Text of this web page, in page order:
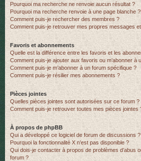
Pourquoi ma recherche ne renvoie aucun résultat ?
Pourquoi ma recherche renvoie à une page blanche ?!
Comment puis-je rechercher des membres ?
Comment puis-je retrouver mes propres messages
Favoris et abonnements
Quelle est la différence entre les favoris et les
Comment puis-je ajouter aux favoris ou m’abonner à
Comment puis-je m’abonner à un forum spécifique ?
Comment puis-je résilier mes abonnements ?
Pièces jointes
Quelles pièces jointes sont autorisées sur ce forum ?
Comment puis-je retrouver toutes mes pièces jointes
À propos de phpBB
Qui a développé ce logiciel de forum de discussions ?
Pourquoi la fonctionnalité X n’est pas disponible ?
Qui dois-je contacter à propos de problèmes d’abus
forum ?